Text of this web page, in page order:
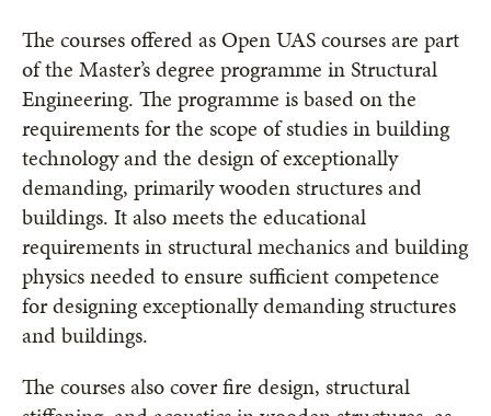
The courses offered as Open UAS courses are part
of the Master’s degree programme in Structural
Engineering. The programme is based on the
requirements for the scope of studies in building
technology and the design of exceptionally
demanding, primarily wooden structures and
buildings. It also meets the educational
requirements in structural mechanics and building
physics needed to ensure sufficient competence
for designing exceptionally demanding structures
and buildings.
The courses also cover fire design, structural